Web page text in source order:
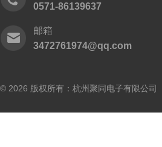
0571-86139637
邮箱
3472761974@qq.com
© 2026 版权所有：杭州聚同电子有限公司